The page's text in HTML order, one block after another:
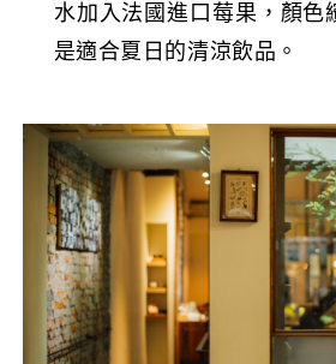
水加入法國進口莓果，顏色
是適合夏日的清涼飲品。